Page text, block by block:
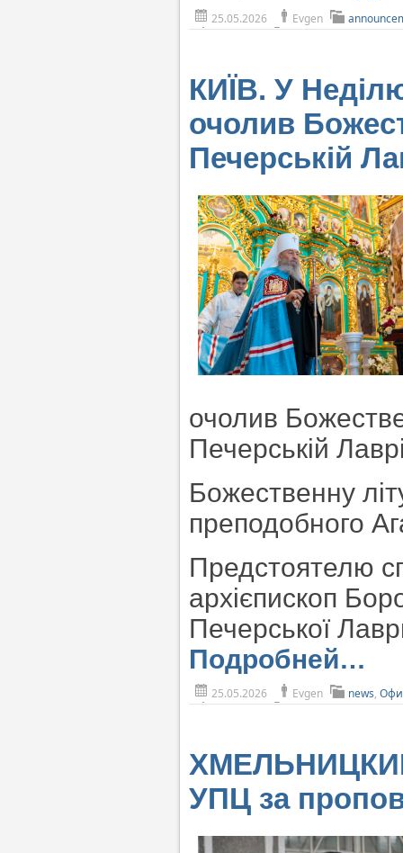
25.05.2026 Evgen
КИЇВ. У
очолив
Печерській
очолив
Печерській
Божественну
преподобного
Предстоятелю
архієпископ
Печерської
Подробней…
25.05.2026 Evgen news,
УПЦ за